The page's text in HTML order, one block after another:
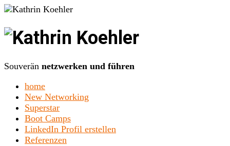
Kathrin
Koehler
Souverän netzwerken und führen
home
New Networking
Superstar
Boot Camps
LinkedIn Profil erstellen
Referenzen